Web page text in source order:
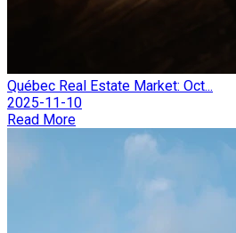
Québec Real Estate Market: Oct...
2025-11-10
Read More